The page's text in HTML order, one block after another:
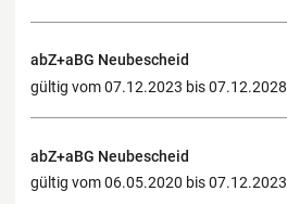
abZ+aBG Neubescheid
gültig vom 07.12.2023 bis 07.12.2028
abZ+aBG Neubescheid
gültig vom 06.05.2020 bis 07.12.2023